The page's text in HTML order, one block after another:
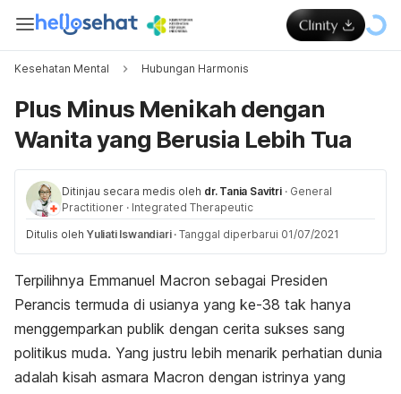
Kesehatan Mental Hubungan Harmonis
Plus Minus Menikah dengan
Wanita yang Berusia Lebih Tua
Ditinjau secara medis oleh dr. Tania Savitri · General
Practitioner · Integrated Therapeutic
Ditulis oleh Yuliati Iswandiari · Tanggal diperbarui 01/07/2021
Terpilihnya Emmanuel Macron sebagai Presiden
Perancis termuda di usianya yang ke-38 tak hanya
menggemparkan publik dengan cerita sukses sang
politikus muda. Yang justru lebih menarik perhatian dunia
adalah kisah asmara Macron dengan istrinya yang